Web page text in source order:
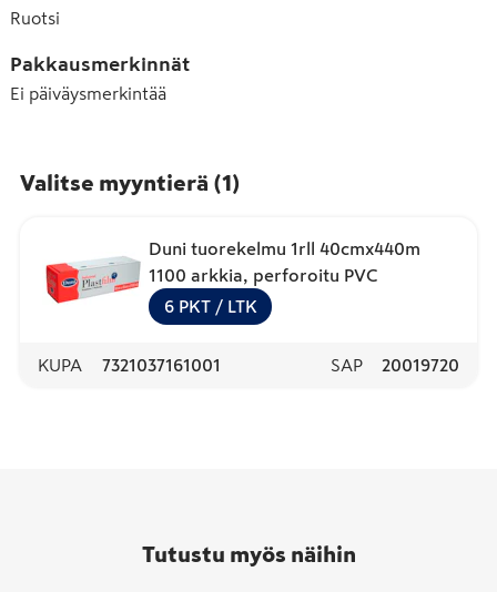
Ruotsi
Pakkausmerkinnät
Ei päiväysmerkintää
Valitse myyntierä (1)
Duni tuorekelmu 1rll 40cmx440m
1100 arkkia, perforoitu PVC
6 PKT / LTK
KUPA 7321037161001 SAP 20019720
Tutustu myös näihin